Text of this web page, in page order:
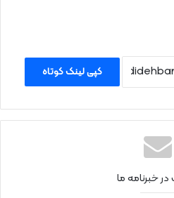
کپی لینک کوتاه
در خبرنامه ما